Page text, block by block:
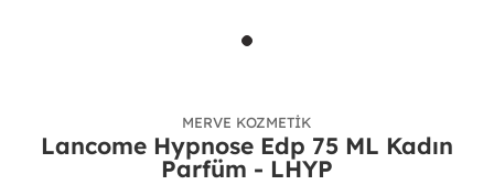
MERVE KOZMETIK
Lancome Hypnose Edp 75 ML Kadın
Parfüm - LHYP